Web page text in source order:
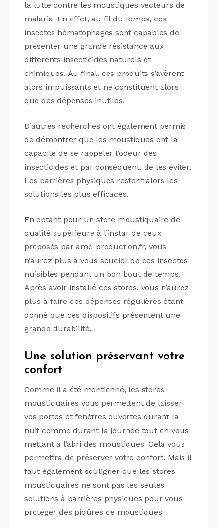
la lutte contre les moustiques vecteurs de
malaria. En effet, au fil du temps, ces
insectes hématophages sont capables de
présenter une grande résistance aux
différents insecticides naturels et
chimiques. Au final, ces produits s’avèrent
alors impuissants et ne constituent alors
que des dépenses inutiles.
D’autres recherches ont également permis
de démontrer que les moustiques ont la
capacité de se rappeler l’odeur des
insecticides et par conséquent, de les éviter.
Les barrières physiques restent alors les
solutions les plus efficaces.
En optant pour un store moustiquaire de
qualité supérieure à l’instar de ceux
proposés par amc-production.fr, vous
n’aurez plus à vous soucier de ces insectes
nuisibles pendant un bon bout de temps.
Après avoir installé ces stores, vous n’aurez
plus à faire des dépenses régulières étant
donné que ces dispositifs présentent une
grande durabilité.
Une solution préservant votre
confort
Comme il a été mentionné, les stores
moustiquaires vous permettent de laisser
vos portes et fenêtres ouvertes durant la
nuit comme durant la journée tout en vous
mettant à l’abri des moustiques. Cela vous
permettra de préserver votre confort. Mais il
faut également souligner que les stores
moustiquaires ne sont pas les seules
solutions à barrières physiques pour vous
protéger des piqûres de moustiques.